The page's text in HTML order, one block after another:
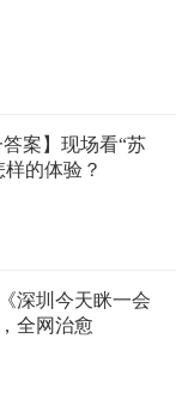
答案】现场看“苏
的体验？
深圳今天眯一会
全网治愈